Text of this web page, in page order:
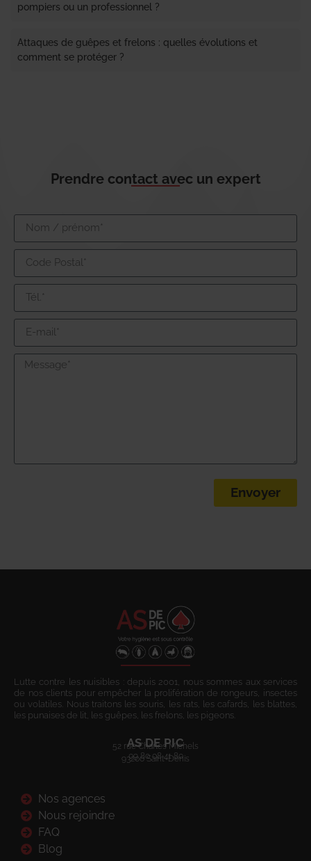
pompiers ou un professionnel ?
Attaques de guêpes et frelons : quelles évolutions et
comment se protéger ?
Prendre contact avec un expert
Envoyer
Lutte contre les nuisibles : depuis 2001, nous sommes aux services
de nos clients pour empêcher la prolifération de rongeurs, insectes
ou volatiles. Nous traitons les souris, les rats, les cafards, les blattes,
les punaises de lit, les guêpes, les frelons, les pigeons.
AS DE PIC
52 rue Charles Michels
93200 Saint-Denis
09 80 08 41 80
Nos agences
Nous rejoindre
FAQ
Blog